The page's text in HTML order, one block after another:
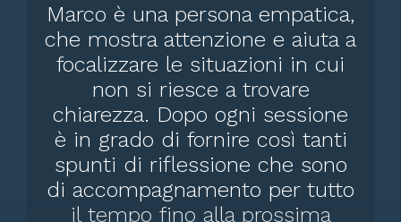
Marco è una persona empatica,
che mostra attenzione e aiuta a
focalizzare le situazioni in cui
non si riesce a trovare
chiarezza. Dopo ogni sessione
è in grado di fornire così tanti
spunti di riflessione che sono
di accompagnamento per tutto
il tempo fino alla prossima